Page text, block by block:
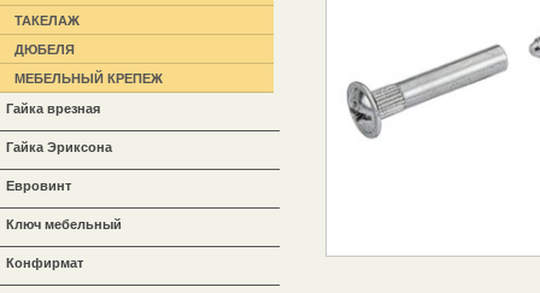
ТАКЕЛАЖ
ДЮБЕЛЯ
МЕБЕЛЬНЫЙ КРЕПЕЖ
Гайка врезная
Гайка Эриксона
Евровинт
Ключ мебельный
Конфирмат